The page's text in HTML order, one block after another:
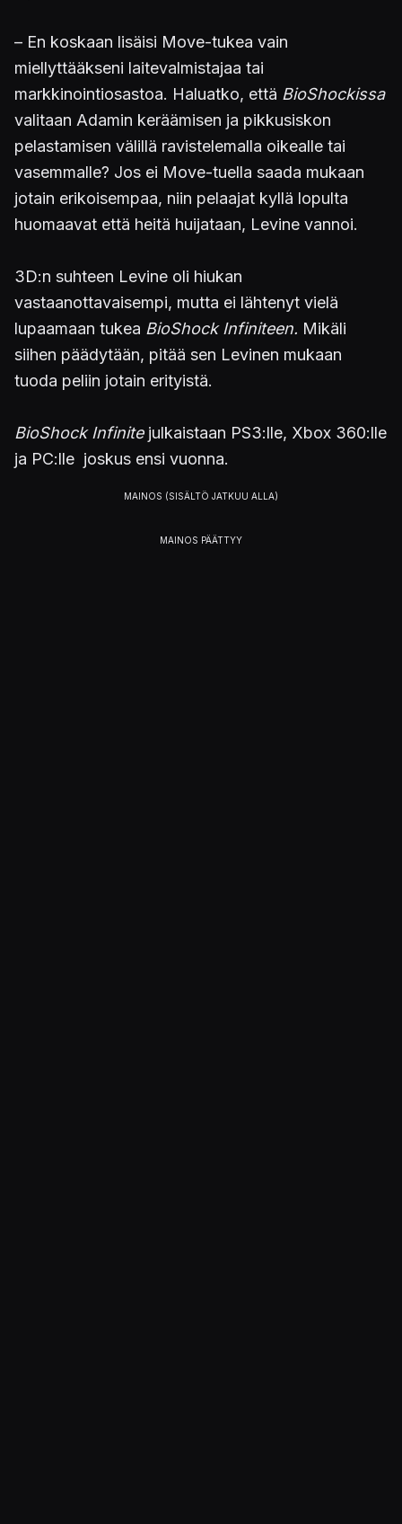
– En koskaan lisäisi Move-tukea vain
miellyttääkseni laitevalmistajaa tai
markkinointiosastoa. Haluatko, että BioShockissa
valitaan Adamin keräämisen ja pikkusiskon
pelastamisen välillä ravistelemalla oikealle tai
vasemmalle? Jos ei Move-tuella saada mukaan
jotain erikoisempaa, niin pelaajat kyllä lopulta
huomaavat että heitä huijataan, Levine vannoi.
3D:n suhteen Levine oli hiukan
vastaanottavaisempi, mutta ei lähtenyt vielä
lupaamaan tukea BioShock Infiniteen. Mikäli
siihen päädytään, pitää sen Levinen mukaan
tuoda peliin jotain erityistä.
BioShock Infinitejulkaistaan PS3:lle, Xbox 360:lle
ja PC:lle joskus ensi vuonna.